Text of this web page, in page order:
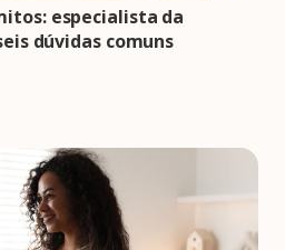
especialista da
dúvidas comuns